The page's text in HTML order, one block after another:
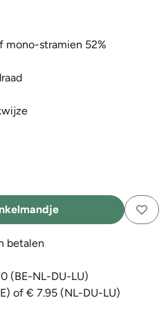
mono-stramien 52%
betalen
(BE-NL-DU-LU)
of € 7.95 (NL-DU-LU)